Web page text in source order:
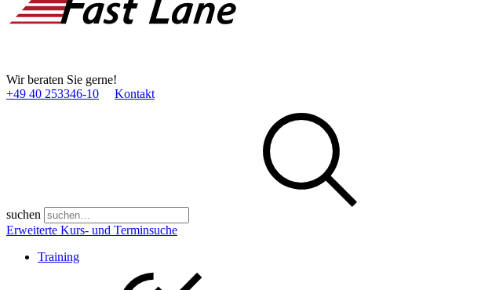
Wir beraten Sie gerne!
+49 40 253346­-10
Kontakt
suchen
Erweiterte Kurs- und Terminsuche
Training